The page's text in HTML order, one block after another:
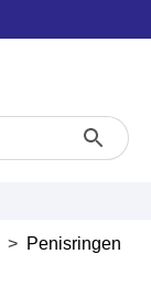
> Penisringen